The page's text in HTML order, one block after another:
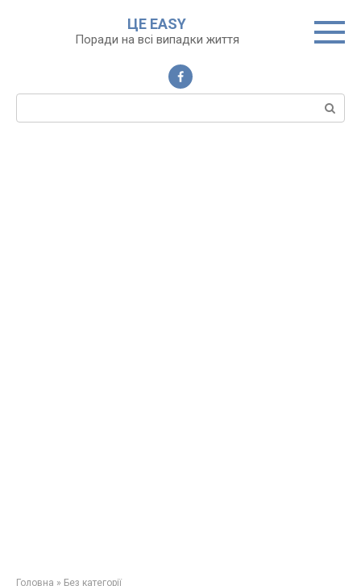
ЦЕ EASY
Поради на всі випадки життя
Пошук:
Головна » Без категорії